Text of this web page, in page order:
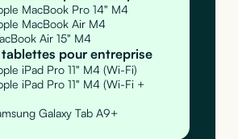
MacBook Pro 14" M4
MacBook Air M4
Air 15" M4
pour entreprise
iPad Pro 11" M4 (Wi-Fi)
iPad Pro 11" M4 (Wi-Fi +
Galaxy Tab A9+